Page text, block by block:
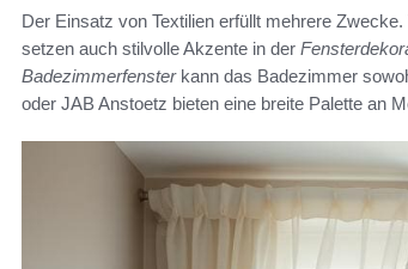
Der Einsatz von Textilien erfüllt mehrere
setzen auch stilvolle Akzente in der
Badezimmerfensterkann das Badezimmer
oder JAB Anstoetz bieten eine breite Palette an